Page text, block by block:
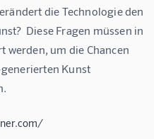
die Technologie den
Diese Fragen müssen in
werden, um die Chancen
Kunst